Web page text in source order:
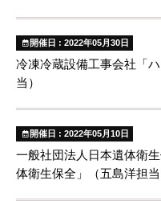
開催日 : 2022年05月30日
冷凍冷蔵設備工事会社「
当）
開催日 : 2022年05月10日
一般社団法人日本遺体衛
体衛生保全」（五島洋担当